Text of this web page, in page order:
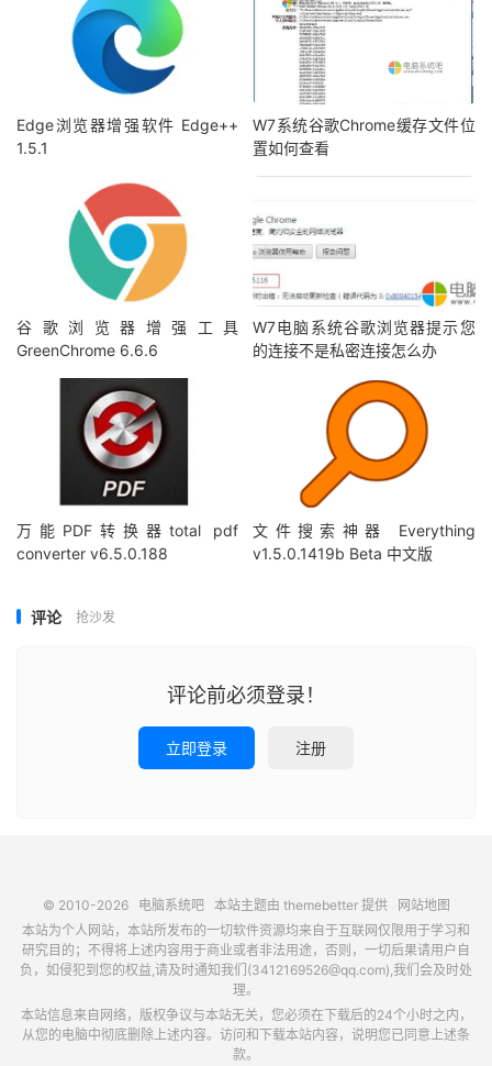
Edge浏览器增强软件 Edge++
1.5.1
W7系统谷歌Chrome缓存文件位
置如何查看
谷歌浏览器增强工具
GreenChrome 6.6.6
W7电脑系统谷歌浏览器提示您
的连接不是私密连接怎么办
万能PDF转换器total pdf
converter v6.5.0.188
文件搜索神器 Everything
v1.5.0.1419b Beta 中文版
评论 抢沙发
评论前必须登录！
立即登录 注册
© 2010-2026 电脑系统吧本站主题由 themebetter提供 网站地图
本站为个人网站，本站所发布的一切软件资源均来自于互联网仅限用于学习和
研究目的；不得将上述内容用于商业或者非法用途，否则，一切后果请用户自
负，如侵犯到您的权益,请及时通知我们(3412169526@qq.com),我们会及时处
理。
本站信息来自网络，版权争议与本站无关，您必须在下载后的24个小时之内，
从您的电脑中彻底删除上述内容。访问和下载本站内容，说明您已同意上述条
款。